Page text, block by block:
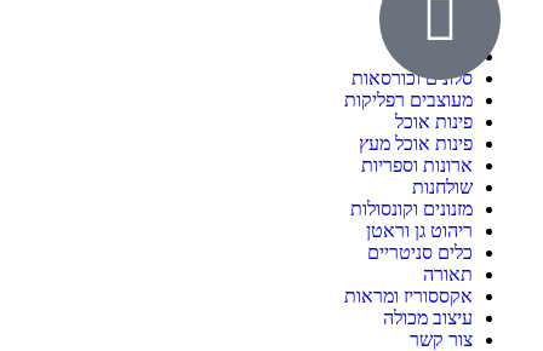
ילדים ונוער
סלונים וכורסאות
מעוצבים רפליקות
פינות אוכל
פינות אוכל מעץ
ארונות וספריות
שולחנות
מזנונים וקונסולות
ריהוט גן וראטן
כלים סניטריים
תאורה
אקססוריז ומראות
עיצוב מכולה
צור קשר